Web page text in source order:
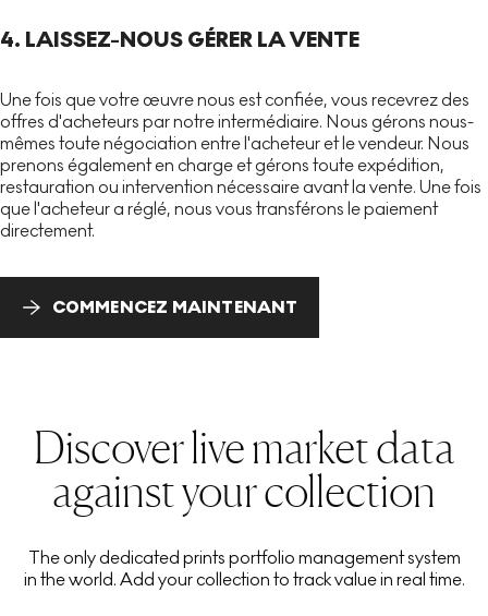
4. LAISSEZ-NOUS GÉRER LA VENTE
Une fois que votre œuvre nous est confiée, vous recevrez des
offres d'acheteurs par notre intermédiaire. Nous gérons nous-
mêmes toute négociation entre l'acheteur et le vendeur. Nous
prenons également en charge et gérons toute expédition,
restauration ou intervention nécessaire avant la vente. Une fois
que l'acheteur a réglé, nous vous transférons le paiement
directement.
COMMENCEZ MAINTENANT
Discover live market data
against your collection
The only dedicated prints portfolio management system
in the world. Add your collection to track value in real time.